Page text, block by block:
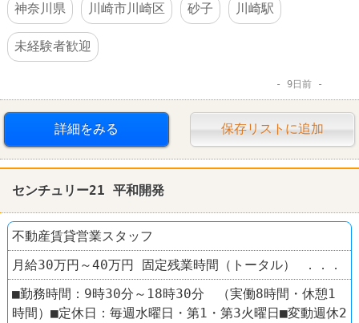
神奈川県
川崎市川崎区 砂子 川崎駅
未経験者歓迎
9日前
詳細をみる 保存リストに追加
センチュリー21 平和開発
不動産賃貸営業スタッフ
月給30万円～40万円 固定残業時間（トータル） ．．．
■勤務時間：9時30分～18時30分 （実働8時間・休憩1
時間）■定休日：毎週水曜日・第1・第3火曜日■変動週休2